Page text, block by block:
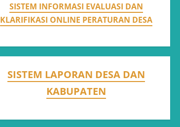
SISTEM INFORMASI EVALUASI DAN
KLARIFIKASI ONLINE PERATURAN DESA
SISTEM LAPORAN DESA DAN
KABUPATEN